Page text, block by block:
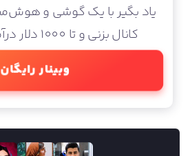
کانال بزنی و تا 1000 دلار درآمد کسب کنی
وبینار رایگان